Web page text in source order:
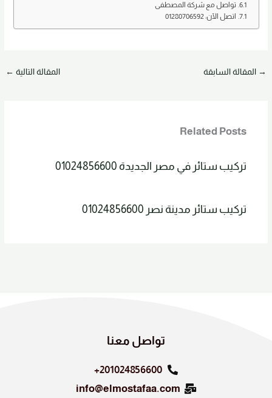
تواصل مع شركة المصطفى
اتصل الآن: 01280706592
→ المقالة السابقة المقالة التالية ←
Related Posts
تركيب ستائر في مصر الجديدة 01024856600
تركيب ستائر مدينة نصر 01024856600
تواصل معنا
201024856600+
info@elmostafaa.com